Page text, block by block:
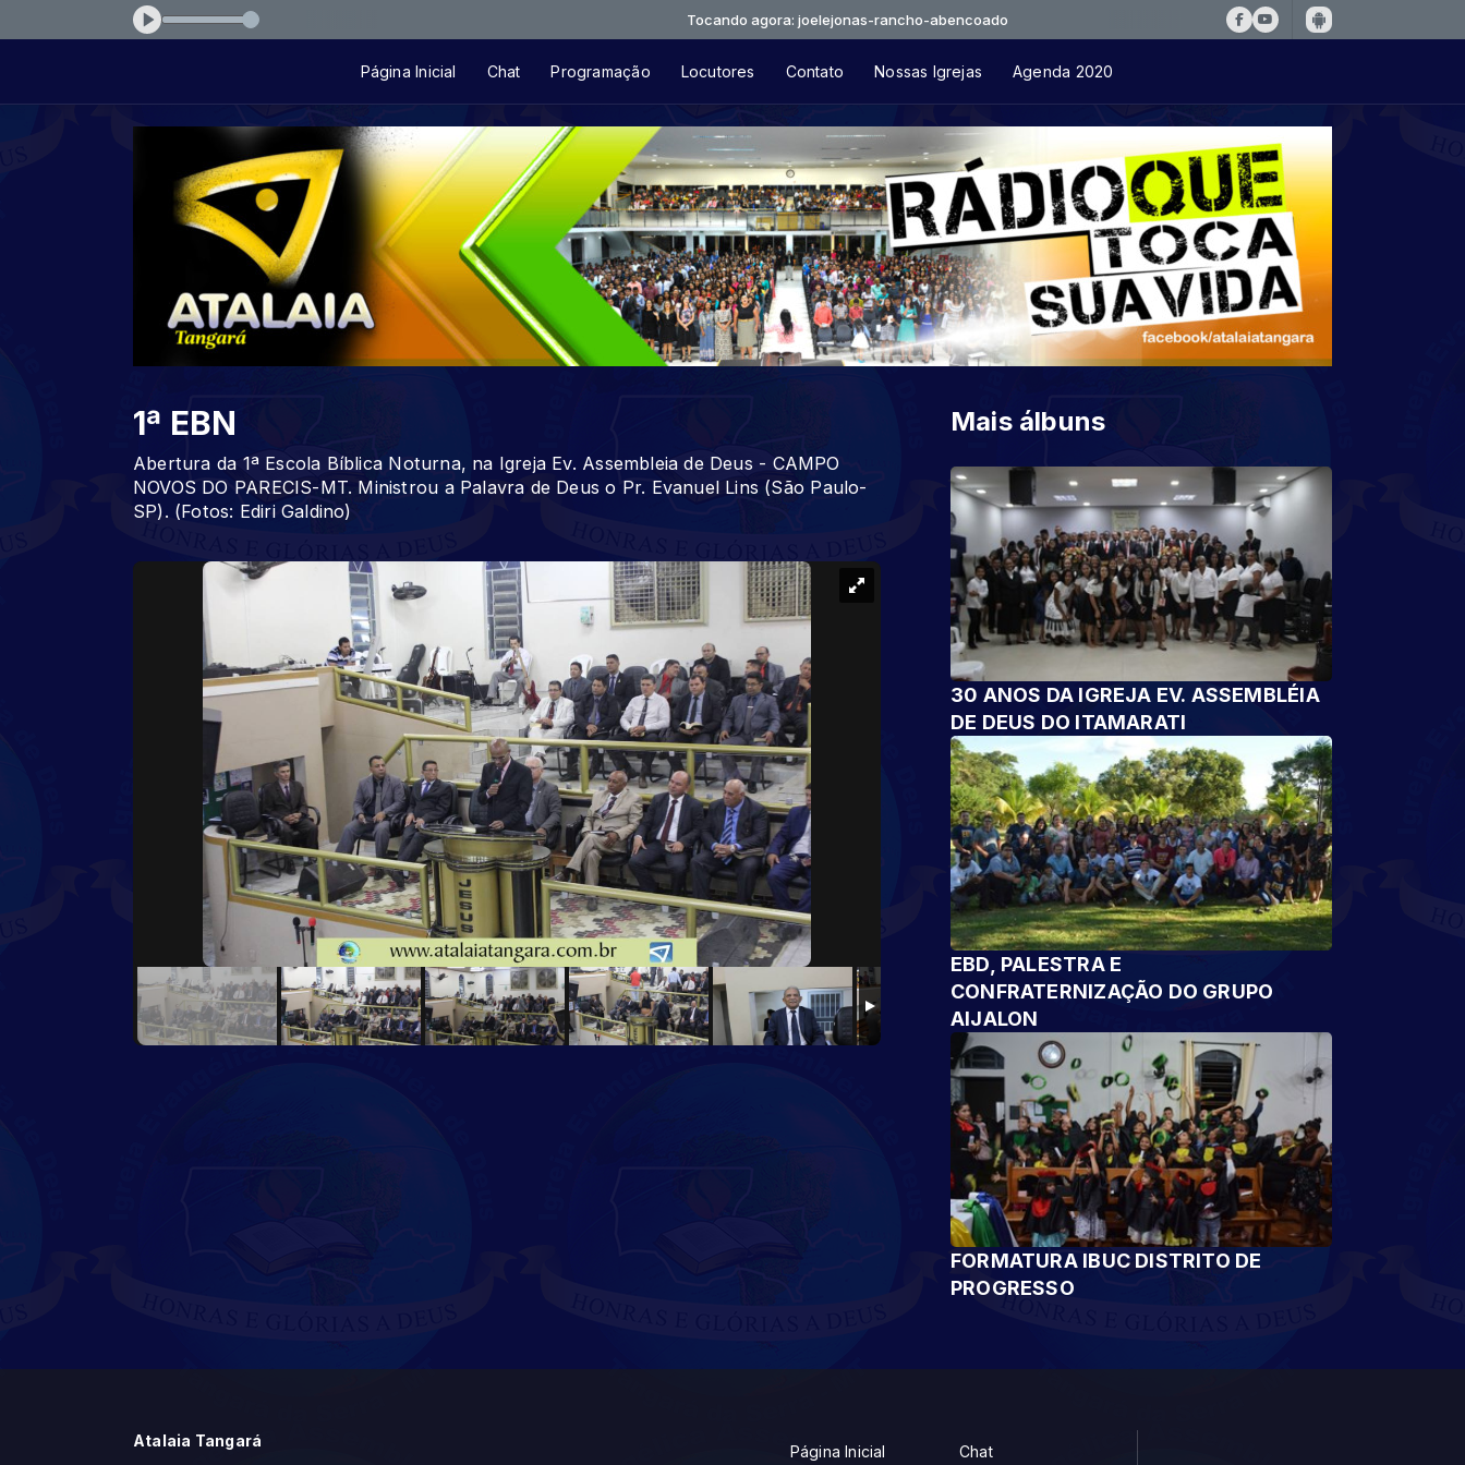
Tocando agora: joelejonas-rancho-abencoado
Página Inicial Chat Programação Locutores Contato Nossas Igrejas Agenda 2020
1ª EBN
Abertura da 1ª Escola Bíblica Noturna, na Igreja Ev. Assembleia de Deus - CAMPO
NOVOS DO PARECIS-MT. Ministrou a Palavra de Deus o Pr. Evanuel Lins (São Paulo-
SP). (Fotos: Ediri Galdino)
Mais álbuns
30 ANOS DA IGREJA EV. ASSEMBLÉIA
DE DEUS DO ITAMARATI
EBD, PALESTRA E
CONFRATERNIZAÇÃO DO GRUPO
AIJALON
FORMATURA IBUC DISTRITO DE
PROGRESSO
Atalaia Tangará
Página Inicial Chat